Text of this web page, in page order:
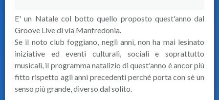
E' un Natale col botto quello proposto quest'anno dal
Groove Live di via Manfredonia.
Se il noto club foggiano, negli anni, non ha mai lesinato
iniziative ed eventi culturali, sociali e soprattutto
musicali, il programma natalizio di quest'anno è ancor più
fitto rispetto agli anni precedenti perché porta con sè un
senso più grande, diverso dal solito.